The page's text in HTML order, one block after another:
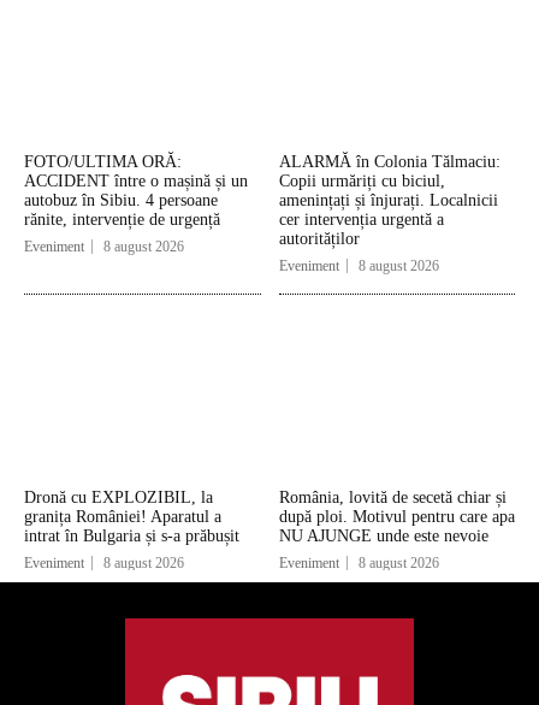
FOTO/ULTIMA ORĂ:
ACCIDENT între o mașină și un
autobuz în Sibiu. 4 persoane
rănite, intervenție de urgență
Eveniment 8 august 2026
ALARMĂ în Colonia Tălmaciu:
Copii urmăriți cu biciul,
amenințați și înjurați. Localnicii
cer intervenția urgentă a
autorităților
Eveniment 8 august 2026
Dronă cu EXPLOZIBIL, la
granița României! Aparatul a
intrat în Bulgaria și s-a prăbușit
Eveniment 8 august 2026
România, lovită de secetă chiar și
după ploi. Motivul pentru care apa
NU AJUNGE unde este nevoie
Eveniment 8 august 2026